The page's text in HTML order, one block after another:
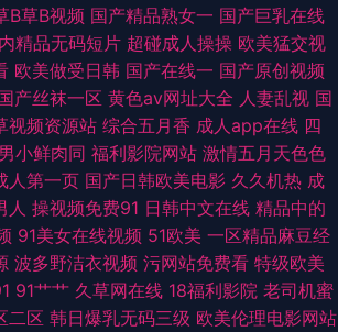
海角社区肏屄视频 豆花视频成人版 国产传媒第四页
久久肏屄影院 加勒比综合影院 九一黑丝精品 激情
页 欧美打炮 99操碰 久久午夜无码码 日韩欧美亚洲
wwww 97午夜 超碰在线cop 激情福利午夜 极品91视
色 午夜伦理精美A片 91啦中文在线伦 白洁高义系列
合 日韩精品一品二品 伪娘ts在线 亚洲元码影记 91国
B草B视频 国产精品熟女一 国产巨乳在线
精品无码短片 超碰成人操操 欧美猛交视
欧美做受日韩 国产在线一 国产原创视频
产丝袜一区 黄色av网址大全 人妻乱视 国
视频资源站 综合五月香 成人app在线 四
小鲜肉同 福利影院网站 激情五月天色色
人第一页 国产日韩欧美电影 久久机热 成
人 操视频免费91 日韩中文在线 精品中的
91美女在线视频 51欧美 一区精品麻豆经
波多野洁衣视频 污网站免费看 特级欧美
91艹艹 久草网在线 18福利影院 老司机蜜
二区 韩日爆乳无码三级 欧美伦理电影网站